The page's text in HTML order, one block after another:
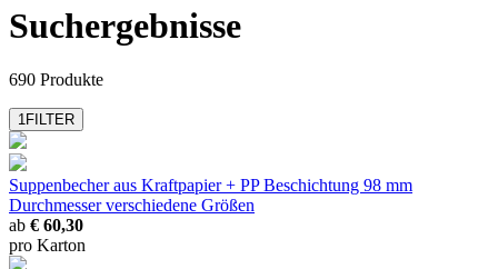
sabert
bio-paper straws
Carpad
Beutel
Suchergebnisse
690 Produkte
1FILTER
Suppenbecher aus Kraftpapier + PP Beschichtung 98 mm
Durchmesserverschiedene Größen
ab € 60,30
pro Karton